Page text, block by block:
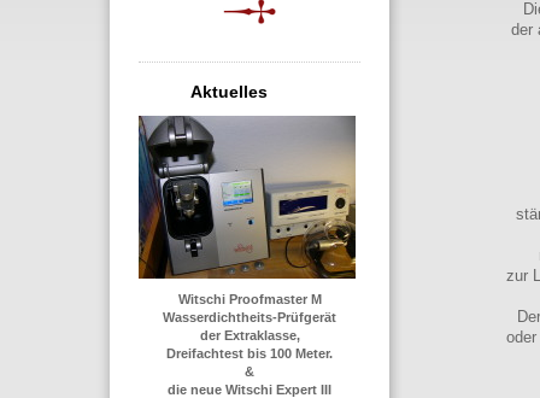
Aktuelles
Witschi Proofmaster M
Wasserdichtheits-Prüfgerät
der Extraklasse,
Dreifachtest bis 100 Meter.
&
die neue Witschi Expert III
der
zur